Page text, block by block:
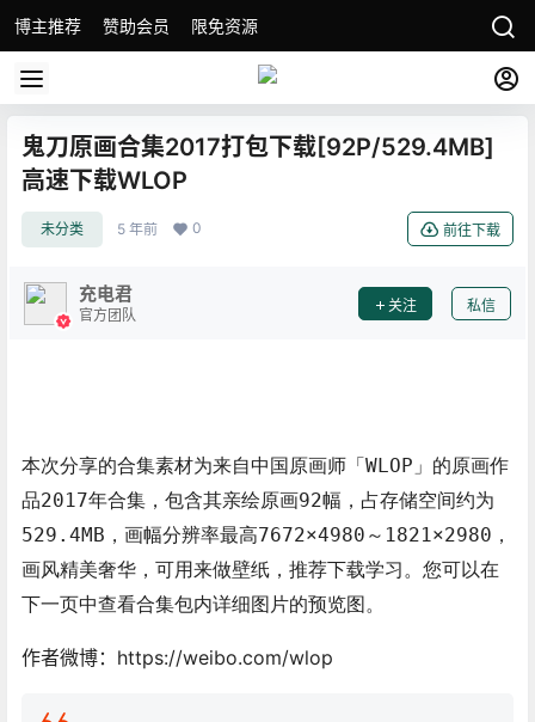
博主推荐 赞助会员 限免资源
鬼刀原画合集2017打包下载[92P/529.4MB]
高速下载WLOP
未分类 5 年前 0 前往下载
充电君
官方团队
关注 私信
本次分享的合集素材为来自中国原画师「WLOP」的原画作
品2017年合集，包含其亲绘原画92幅，占存储空间约为
529.4MB，画幅分辨率最高7672×4980～1821×2980，
画风精美奢华，可用来做壁纸，推荐下载学习。您可以在
下一页中查看合集包内详细图片的预览图。
作者微博：https://weibo.com/wlop